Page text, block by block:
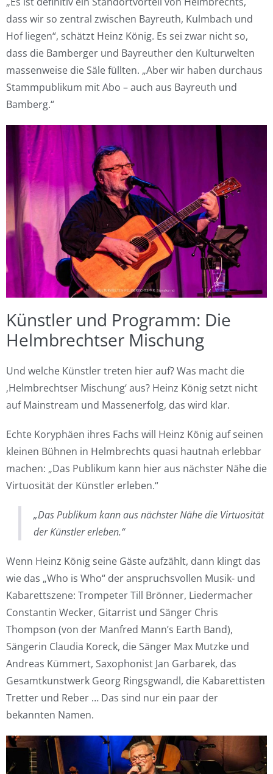
dass wir so zentral zwischen Bayreuth, Kulmbach und
Hof liegen“, schätzt Heinz König. Es sei zwar nicht so,
dass die Bamberger und Bayreuther den Kulturwelten
massenweise die Säle füllten. „Aber wir haben durchaus
Stammpublikum mit Abo – auch aus Bayreuth und
Bamberg.“
Künstler und Programm: Die
Helmbrechtser Mischung
Und welche Künstler treten hier auf? Was macht die
‚Helmbrechtser Mischung‘ aus? Heinz König setzt nicht
auf Mainstream und Massenerfolg, das wird klar.
Echte Koryphäen ihres Fachs will Heinz König auf seinen
kleinen Bühnen in Helmbrechts quasi hautnah erlebbar
machen: „Das Publikum kann hier aus nächster Nähe die
Virtuosität der Künstler erleben.“
„Das Publikum kann aus nächster Nähe die Virtuosität
der Künstler erleben.“
Wenn Heinz König seine Gäste aufzählt, dann klingt das
wie das „Who is Who“ der anspruchsvollen Musik- und
Kabarettszene: Trompeter Till Brönner, Liedermacher
Constantin Wecker, Gitarrist und Sänger Chris
Thompson (von der Manfred Mann’s Earth Band),
Sängerin Claudia Koreck, die Sänger Max Mutzke und
Andreas Kümmert, Saxophonist Jan Garbarek, das
Gesamtkunstwerk Georg Ringsgwandl, die Kabarettisten
Tretter und Reber … Das sind nur ein paar der
bekannten Namen.